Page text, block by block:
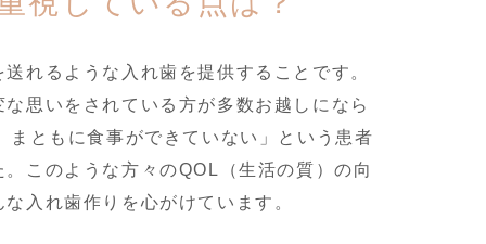
れるような入れ歯を提供することです。
思いをされている方が多数お越しになら
まともに食事ができていない」という患者
このような方々のQOL（生活の質）の向
入れ歯作りを心がけています。